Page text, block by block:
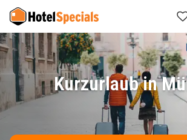
Kurzurlaub in